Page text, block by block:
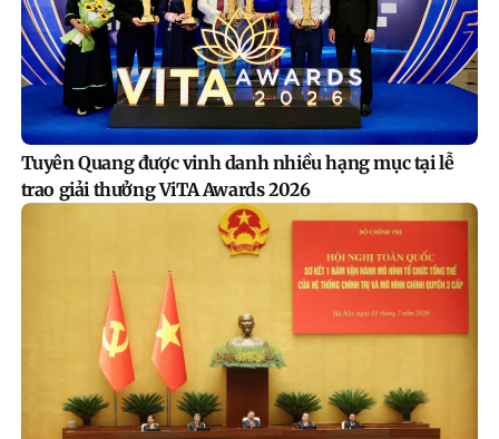
Tuyên Quang được vinh danh nhiều hạng mục tại lễ
trao giải thưởng ViTA Awards 2026